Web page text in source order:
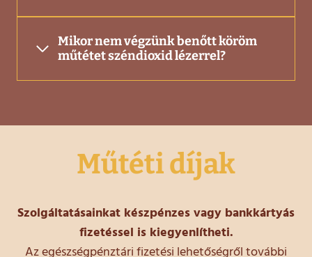
Mikor nem végzünk benőtt köröm
műtétet széndioxid lézerrel?
Műtéti díjak
Szolgáltatásainkat készpénzes vagy bankkártyás
fizetéssel is kiegyenlítheti.
Az egészségpénztári fizetési lehetőségről további